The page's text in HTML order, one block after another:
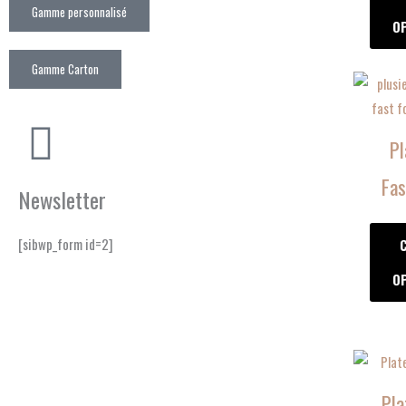
Gamme personnalisé
Gamme Carton
Newsletter
[sibwp_form id=2]